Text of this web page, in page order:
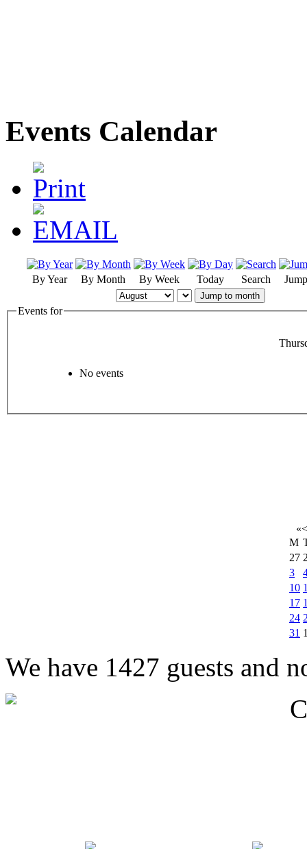
Events Calendar
By Year By Month By Week Today Search
Jump to month
Events for
No events
«<
M
27
3
10
17
24
31
We have 1427 guests and